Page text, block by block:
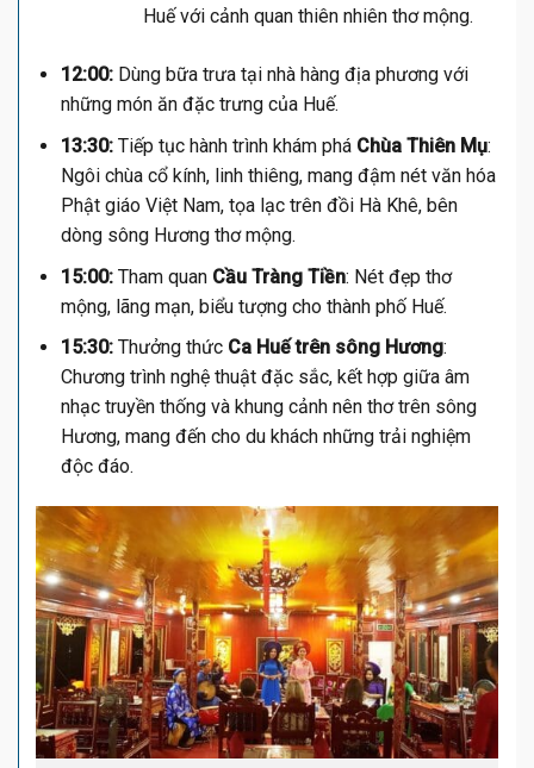
Huế với cảnh quan thiên nhiên thơ mộng.
12:00:Dùng bữa trưa tại nhà hàng địa phương với
những món ăn đặc trưng của Huế.
13:30:Tiếp tục hành trình khám phá Chùa Thiên Mụ:
Ngôi chùa cổ kính, linh thiêng, mang đậm nét văn hóa
Phật giáo Việt Nam, tọa lạc trên đồi Hà Khê, bên
dòng sông Hương thơ mộng.
15:00:Tham quan Cầu Tràng Tiền: Nét đẹp thơ
mộng, lãng mạn, biểu tượng cho thành phố Huế.
15:30:Thưởng thức Ca Huế trên sông Hương:
Chương trình nghệ thuật đặc sắc, kết hợp giữa âm
nhạc truyền thống và khung cảnh nên thơ trên sông
Hương, mang đến cho du khách những trải nghiệm
độc đáo.